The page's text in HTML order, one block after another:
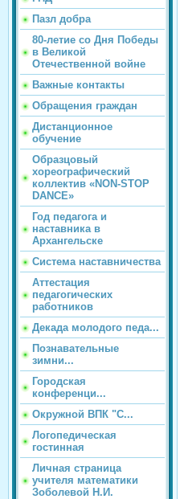
Пазл добра
80-летие со Дня Победы
в Великой
Отечественной войне
Важные контакты
Обращения граждан
Дистанционное
обучение
Образцовый
хореографический
коллектив «NON-STOP
DANCE»
Год педагога и
наставника в
Архангельске
Система наставничества
Аттестация
педагогических
работников
Декада молодого педа...
Познавательные
зимни...
Городская
конференци...
Окружной ВПК "С...
Логопедическая
гостинная
Личная страница
учителя математики
Зоболевой Н.И.